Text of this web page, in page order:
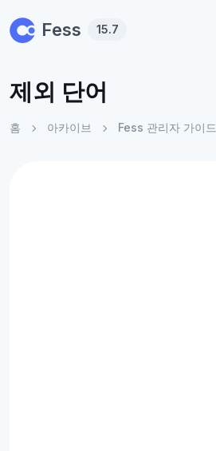
Fess 15.7
제외 단어
홈 아카이브 Fess 관리자 가이드